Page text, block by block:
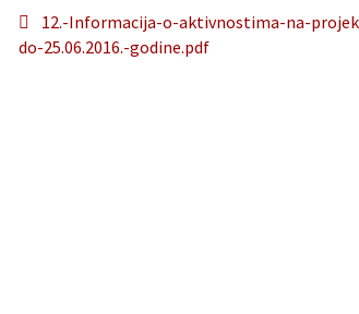
12.-Informacija-o-aktivnostima-na-
do-25.06.2016.-godine.pdf